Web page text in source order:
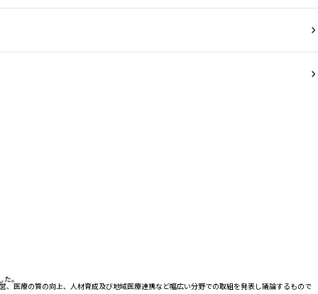
。
医療の質の向上、人材育成及び地域医療連携など幅広い分野での取組を発表し議論するもので